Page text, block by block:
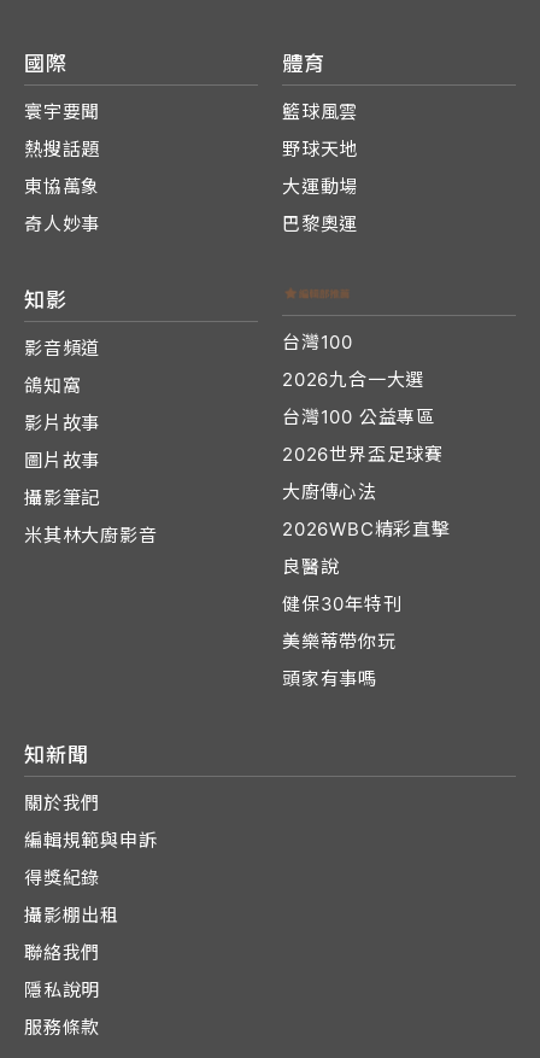
國際
寰宇要聞
熱搜話題
東協萬象
奇人妙事
體育
籃球風雲
野球天地
大運動場
巴黎奧運
知影
影音頻道
鴿知窩
影片故事
圖片故事
攝影筆記
米其林大廚影音
台灣100
2026九合一大選
台灣100 公益專區
2026世界盃足球賽
大廚傳心法
2026WBC精彩直擊
良醫說
健保30年特刊
美樂蒂帶你玩
頭家有事嗎
知新聞
關於我們
編輯規範與申訴
得獎紀錄
攝影棚出租
聯絡我們
隱私說明
服務條款